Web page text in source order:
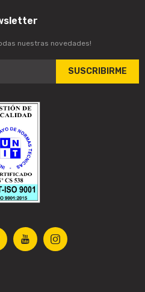
 
nuestras novedades!
SUSCRIBIRME